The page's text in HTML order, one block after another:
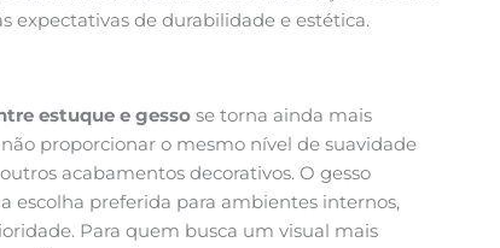
expectativas de durabilidade e estética.
estuque e gesso se torna ainda mais
proporcionar o mesmo nível de suavidade
acabamentos decorativos. O gesso
escolha preferida para ambientes internos,
Para quem busca um visual mais